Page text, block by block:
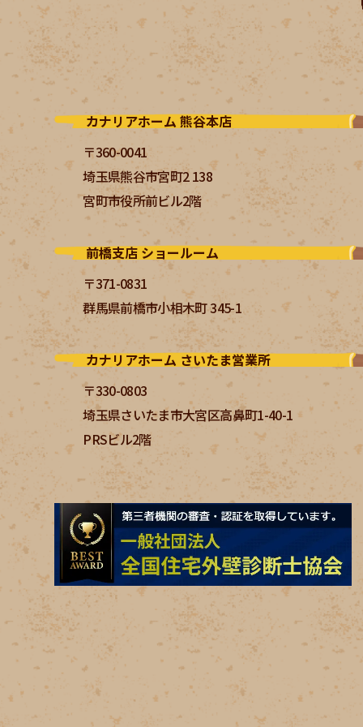
カナリアホーム 熊谷本店
〒360-0041
埼玉県熊谷市宮町2 138
宮町市役所前ビル2階
前橋支店 ショールーム
〒371-0831
群馬県前橋市小相木町 345-1
カナリアホーム さいたま営業所
〒330-0803
埼玉県さいたま市大宮区高鼻町1-40-1
PRSビル2階